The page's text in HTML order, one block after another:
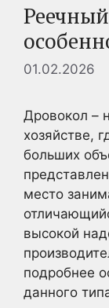
01.02.2026
Дровокол –
хозяйстве,
больших
место
высокой
подробнее
данного